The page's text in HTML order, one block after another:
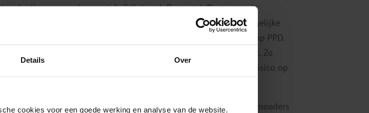
Details Over
cookies voor een goede werking en analyse van de website.
zijn gaan werken met de Edinburgh Postnatal (Postpartum)
Scale (EPDS) vragenlijst. Daarnaast is onderzoek gedaan naar mogelijke
om in te kunnen zetten als er sprake is van een verhoogde kans op PPD.
via een werkgroep verwijsaanbod rondom PPD in kaart gebracht. Zo
JGZ-professionals ook handelingsperspectief als zij een verhoogd risico op
en reacties van zowel JGZ-medewerkers als pas bevallen moeders